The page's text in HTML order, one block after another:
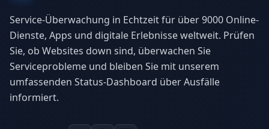
Service-Überwachung in Echtzeit für über 9000 Online-
Dienste, Apps und digitale Erlebnisse weltweit. Prüfen
Sie, ob Websites down sind, überwachen Sie
Serviceprobleme und bleiben Sie mit unserem
umfassenden Status-Dashboard über Ausfälle
informiert.